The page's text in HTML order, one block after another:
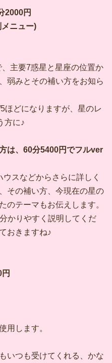
2000円
ニュー)
主要7惑星と星座の位置か
弱みとその補い方をお知ら
ほどになりますが、星のレ
方に♪
は、60分5400円でフルver
スなどからさらに詳しく
その補い方、今現在の星の
のテーマもお伝えします。
かりやすく説明してくだ
おきますね♪
用します。
いつも受けてくれる、かな